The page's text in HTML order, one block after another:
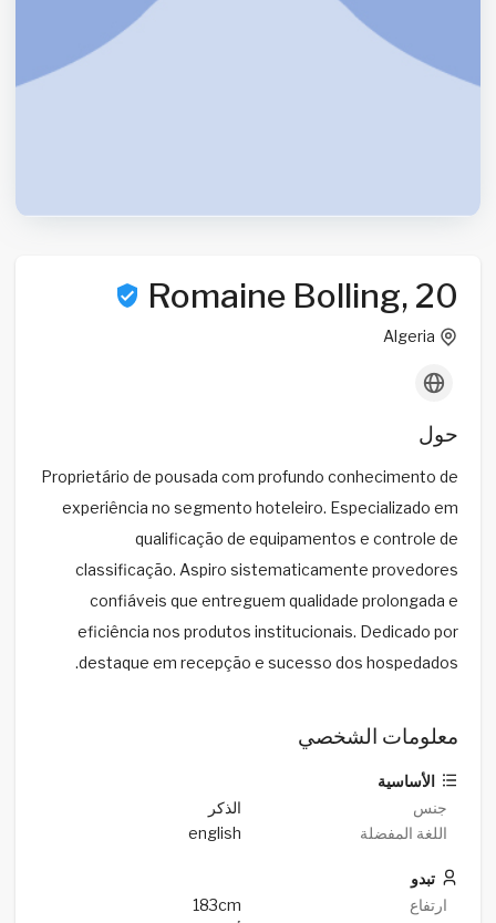
Romaine Bolling, 20
حول
Proprietário de pousada com profundo conhecimento de
experiência no segmento hoteleiro. Especializado em
qualificação de equipamentos e controle de
classificação. Aspiro sistematicamente provedores
confiáveis que entreguem qualidade prolongada e
eficiência nos produtos institucionais. Dedicado por
destaque em recepção e sucesso dos hospedados.
معلومات الشخصي
الأساسية
جنس
الذكر
اللغة المفضلة
english
تبدو
ارتفاع
183cm